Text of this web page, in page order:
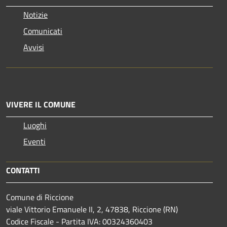
Notizie
Comunicati
Avvisi
VIVERE IL COMUNE
Luoghi
Eventi
CONTATTI
Comune di Riccione
viale Vittorio Emanuele II, 2, 47838, Riccione (RN)
Codice Fiscale - Partita IVA: 00324360403